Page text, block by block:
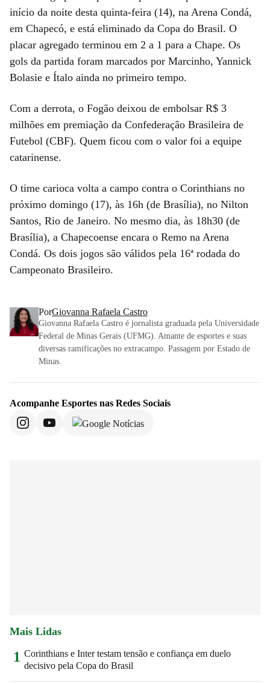
início da noite desta quinta-feira (14), na Arena Condá,
em Chapecó, e está eliminado da Copa do Brasil. O
placar agregado terminou em 2 a 1 para a Chape. Os
gols da partida foram marcados por Marcinho, Yannick
Bolasie e Ítalo ainda no primeiro tempo.
Com a derrota, o Fogão deixou de embolsar R$ 3
milhões em premiação da Confederação Brasileira de
Futebol (CBF). Quem ficou com o valor foi a equipe
catarinense.
O time carioca volta a campo contra o Corinthians no
próximo domingo (17), às 16h (de Brasília), no Nilton
Santos, Rio de Janeiro. No mesmo dia, às 18h30 (de
Brasília), a Chapecoense encara o Remo na Arena
Condá. Os dois jogos são válidos pela 16ª rodada do
Campeonato Brasileiro.
PorGiovanna Rafaela Castro
Giovanna Rafaela Castro é jornalista graduada pela Universidade
Federal de Minas Gerais (UFMG). Amante de esportes e suas
diversas ramificações no extracampo. Passagem por Estado de
Minas.
Acompanhe Esportes nas Redes Sociais
Mais Lidas
1 Corinthians e Inter testam tensão e confiança em duelo
decisivo pela Copa do Brasil